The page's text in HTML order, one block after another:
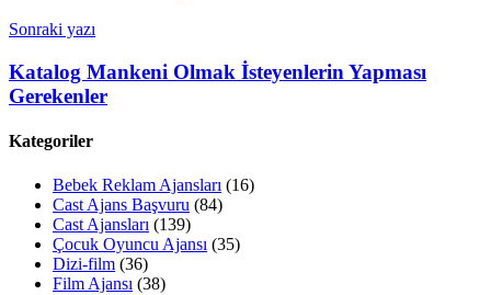
Sonraki yazı
Katalog Mankeni Olmak İsteyenlerin Yapması
Gerekenler
Kategoriler
Bebek Reklam Ajansları (16)
Cast Ajans Başvuru (84)
Cast Ajansları (139)
Çocuk Oyuncu Ajansı (35)
Dizi-film (36)
Film Ajansı (38)